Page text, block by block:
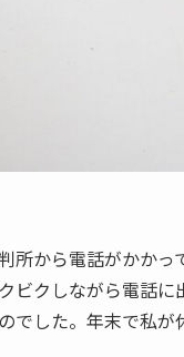
所から電話がかか
ビクしながら電話
でした。年末で私